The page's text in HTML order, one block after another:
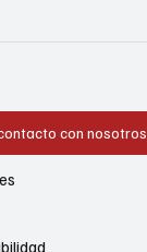
con nosotros